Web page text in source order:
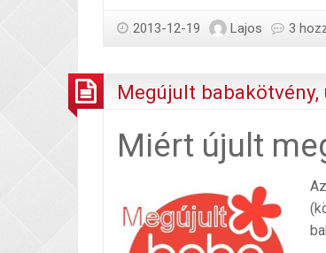
2013-12-19 Lajos 3
Megújult
Miért újult